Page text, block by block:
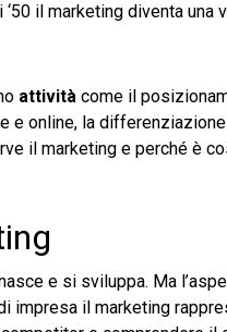
il marketing diventa
attività come il
online, la
il marketing e perché è
e si sviluppa. Ma
impresa il marketing